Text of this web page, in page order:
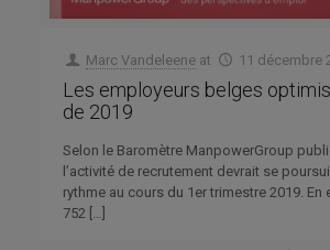
Marc Vandeleene at 11 décembre
Les employeurs belges
de 2019
Selon le Baromètre ManpowerGroup
l’activité de recrutement devrait se
rythme au cours du 1er trimestre 2019. En
752 […]